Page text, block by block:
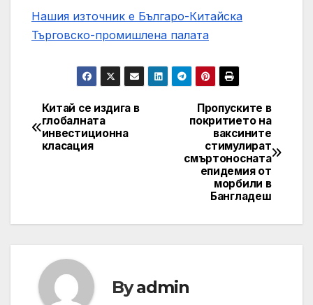
Нашия източник е Българо-Китайска
Търговско-промишлена палaта
Post
navigation
Пропуските в
покритието на
ваксините
стимулират
смъртоносната
епидемия от
морбили в
Бангладеш
Китай се издига в
глобалната
инвестиционна
класация
Byadmin